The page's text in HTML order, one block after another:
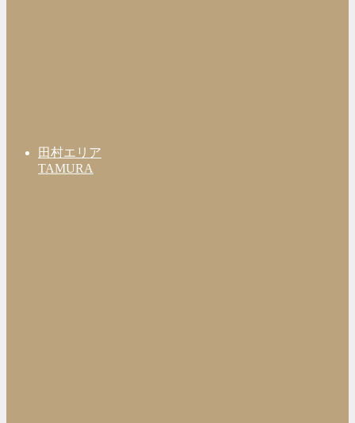
田村エリア
TAMURA